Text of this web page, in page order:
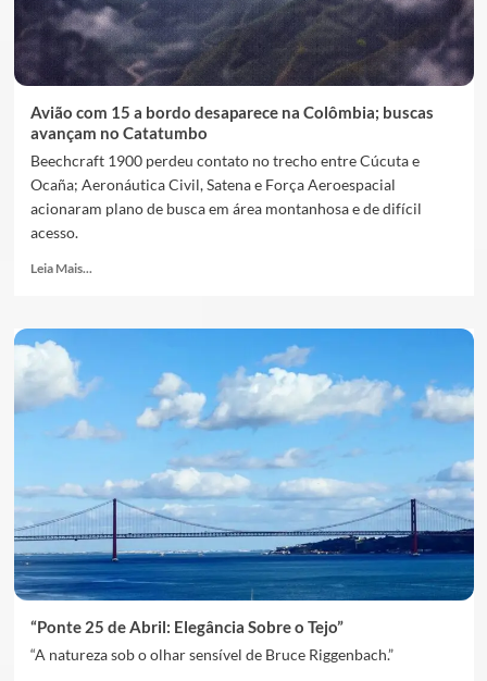
Avião com 15 a bordo desaparece na Colômbia; buscas
avançam no Catatumbo
Beechcraft 1900 perdeu contato no trecho entre Cúcuta e
Ocaña; Aeronáutica Civil, Satena e Força Aeroespacial
acionaram plano de busca em área montanhosa e de difícil
acesso.
Leia Mais...
“Ponte 25 de Abril: Elegância Sobre o Tejo”
“A natureza sob o olhar sensível de Bruce Riggenbach.”